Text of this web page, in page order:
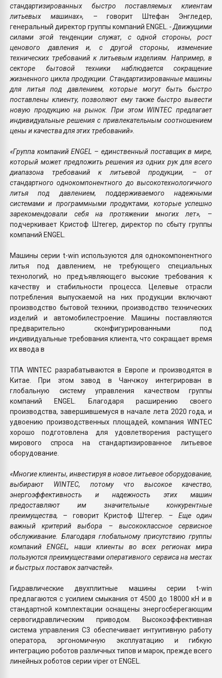
стандартизированных быстро поставляемых клиентам
литьевых машинах», – говорит Штефан Энгледер,
генеральный директор группы компаний ENGEL. - Движущими
силами этой тенденции служат, с одной стороны, рост
ценового давления и, с другой стороны, изменение
технических требований к литьевым изделиям. Например, в
секторе бытовой техники наблюдается сокращение
жизненного цикла продукции. Стандартизированные машины
для литья под давлением, которые могут быть быстро
поставлены клиенту, позволяют ему также быстро вывести
новую продукцию на рынок. При этом WINTEC предлагает
индивидуальные решения с привлекательным соотношением
цены и качества для этих требований».
«Группа компаний ENGEL – единственный поставщик в мире,
который может предложить решения из одних рук для всего
диапазона требований к литьевой продукции, – от
стандартного однокомпонентного до высокотехнологичного
литья под давлением, поддерживаемого надежными
системами и программными продуктами, которые успешно
зарекомендовали себя на протяжении многих лет», –
подчеркивает Кристоф Штегер, директор по сбыту группы
компаний ENGEL.
Машины серии t-win используются для однокомпонентного
литья под давлением, не требующего специальных
технологий, но предъявляющего высокие требования к
качеству и стабильности процесса. Целевые отрасли
потребления выпускаемой на них продукции включают
производство бытовой техники, производство технических
изделий и автомобилестроение. Машины поставляются
предварительно сконфигурированными под
индивидуальные требования клиента, что сокращает время
их ввода в
ТПА WINTEC разрабатываются в Европе и производятся в
Китае. При этом завод в Чанчжоу интегрирован в
глобальную систему управления качеством группы
компаний ENGEL. Благодаря расширению своего
производства, завершившемуся в начале лета 2020 года, и
удвоению производственных площадей, компания WINTEC
хорошо подготовлена для удовлетворения растущего
мирового спроса на стандартизированное литьевое
оборудование.
«Многие клиенты, инвестируя в новое литьевое оборудование,
выбирают WINTEC, потому что высокое качество,
энергоэффективность и надежность этих машин
предоставляют им значительные конкурентные
преимущества, – говорит Кристоф Штегер. – Еще один
важный критерий выбора – высококлассное сервисное
обслуживание. Благодаря глобальному присутствию группы
компаний ENGEL, наши клиенты во всех регионах мира
пользуются преимуществами оперативного сервиса на местах
и быстрых поставок запчастей».
Гидравлические двухплитные машины серии t-win
предлагаются с усилием смыкания от 4500 до 18000 кН и в
стандартной комплектации оснащены энергосберегающим
сервогидравлическим приводом. Высокоэффективная
система управления C3 обеспечивает интуитивную работу
оператора, эргономичную эксплуатацию и гибкую
интеграцию роботов различных типов и марок, прежде всего
линейных роботов серии viper от ENGEL.